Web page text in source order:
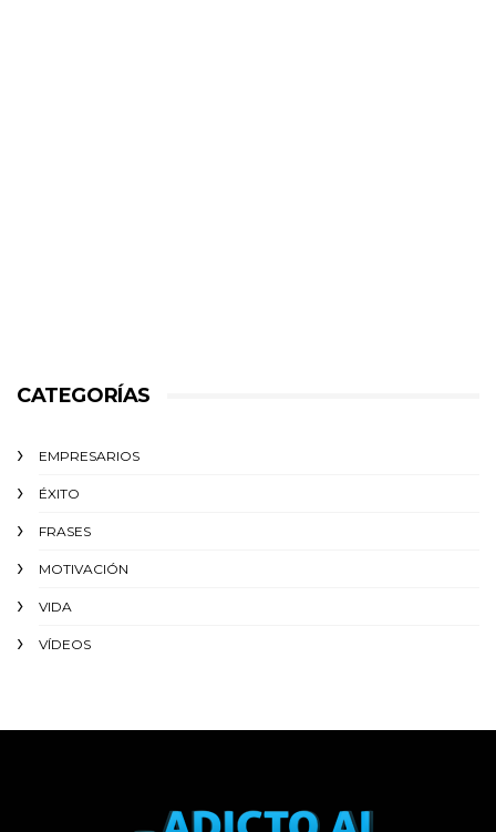
CATEGORÍAS
EMPRESARIOS
ÉXITO‬
FRASES
MOTIVACIÓN
VIDA
VÍDEOS